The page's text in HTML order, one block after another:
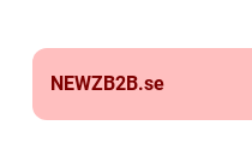
NEWZB2B.se